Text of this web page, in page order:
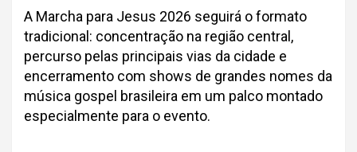
A Marcha para Jesus 2026 seguirá o formato
tradicional: concentração na região central,
percurso pelas principais vias da cidade e
encerramento com shows de grandes nomes da
música gospel brasileira em um palco montado
especialmente para o evento.